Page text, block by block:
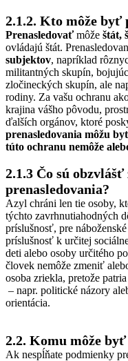
2.1.2. Kto môže byť
Prenasledovaťmôže štát,
ovládajú štát.
subjektov, napríklad
militantných skupín,
zločineckých skupín, ale
rodiny. Za vašu ochranu
krajina vášho pôvodu,
ďalších orgánov, ktoré
prenasledovania môžu
túto ochranu nemôže
2.1.3 Čo sú
prenasledovania?
Azyl chráni len tie osoby,
týchto zavrhnutiahodných
príslušnosť, pre
príslušnosť k určitej
deti alebo osoby určitého
človek nemôže zmeniť
osoba zriekla, pretože
– napr. politické názory
orientácia.
2.2. Komu môže
Ak nespĺňate podmienky